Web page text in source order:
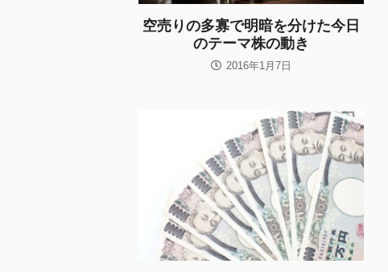
空売りの多寡で明暗を分けた今日
のテーマ株の動き
2016年1月7日